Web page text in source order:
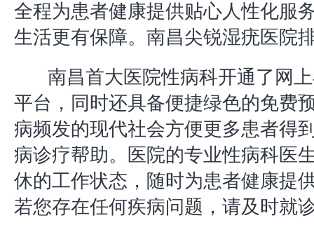
全程为患者健康提供贴心人性化服
生活更有保障。南昌尖锐湿疣医院
南昌首大医院性病科开通了网
平台，同时还具备便捷绿色的免费
病频发的现代社会方便更多患者得
病诊疗帮助。医院的专业性病科医
休的工作状态，随时为患者健康提
若您存在任何疾病问题，请及时就